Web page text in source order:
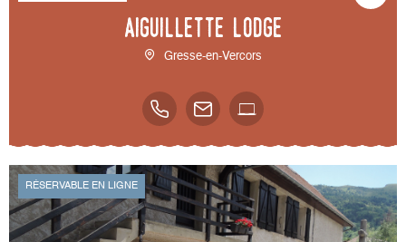
Aiguillette Lodge
Gresse-en-Vercors
RÉSERVABLE EN LIGNE